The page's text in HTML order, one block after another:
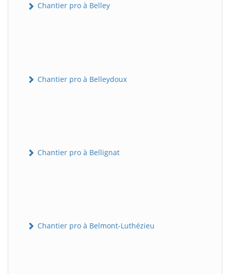
Chantier pro à Belley
Chantier pro à Belleydoux
Chantier pro à Bellignat
Chantier pro à Belmont-Luthézieu